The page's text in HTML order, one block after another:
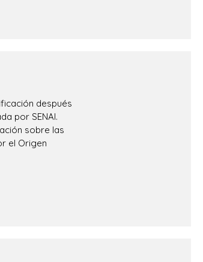
después
por SENAI.
sobre las
el Origen